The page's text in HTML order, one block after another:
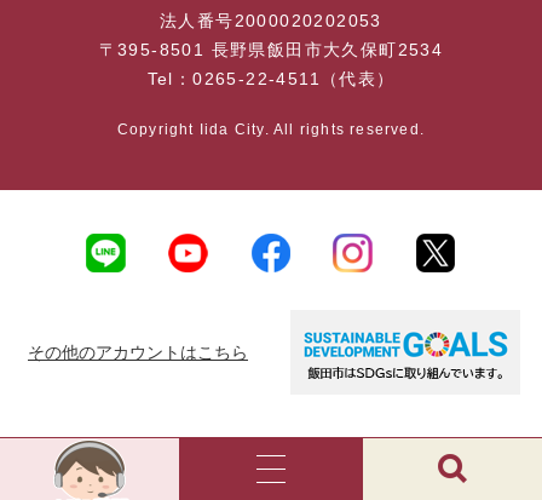
法人番号2000020202053
〒395-8501 長野県飯田市大久保町2534
Tel：0265-22-4511（代表）
Copyright Iida City. All rights reserved.
その他のアカウントはこちら